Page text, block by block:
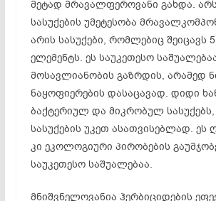
მეტად მრავალფეროვანი გახდა.
სასუქების უმეტესობა
არის სასუქები, რომლებიც შეიცავს
ელემენტს. ეს საუკეთესო
მოსავლიანობის გაზრდის, არამედ
ნაყოფიერების დასაცავად. დიდი
ბაქტერიულ და მიკრობულ
სასუქების უკეთ ასათვისებლად. ეს
კი ეკოლოგიური პირობების
საუკეთესო საშუალებაა.
მნიშვნელოვანია ჰერბიციდების